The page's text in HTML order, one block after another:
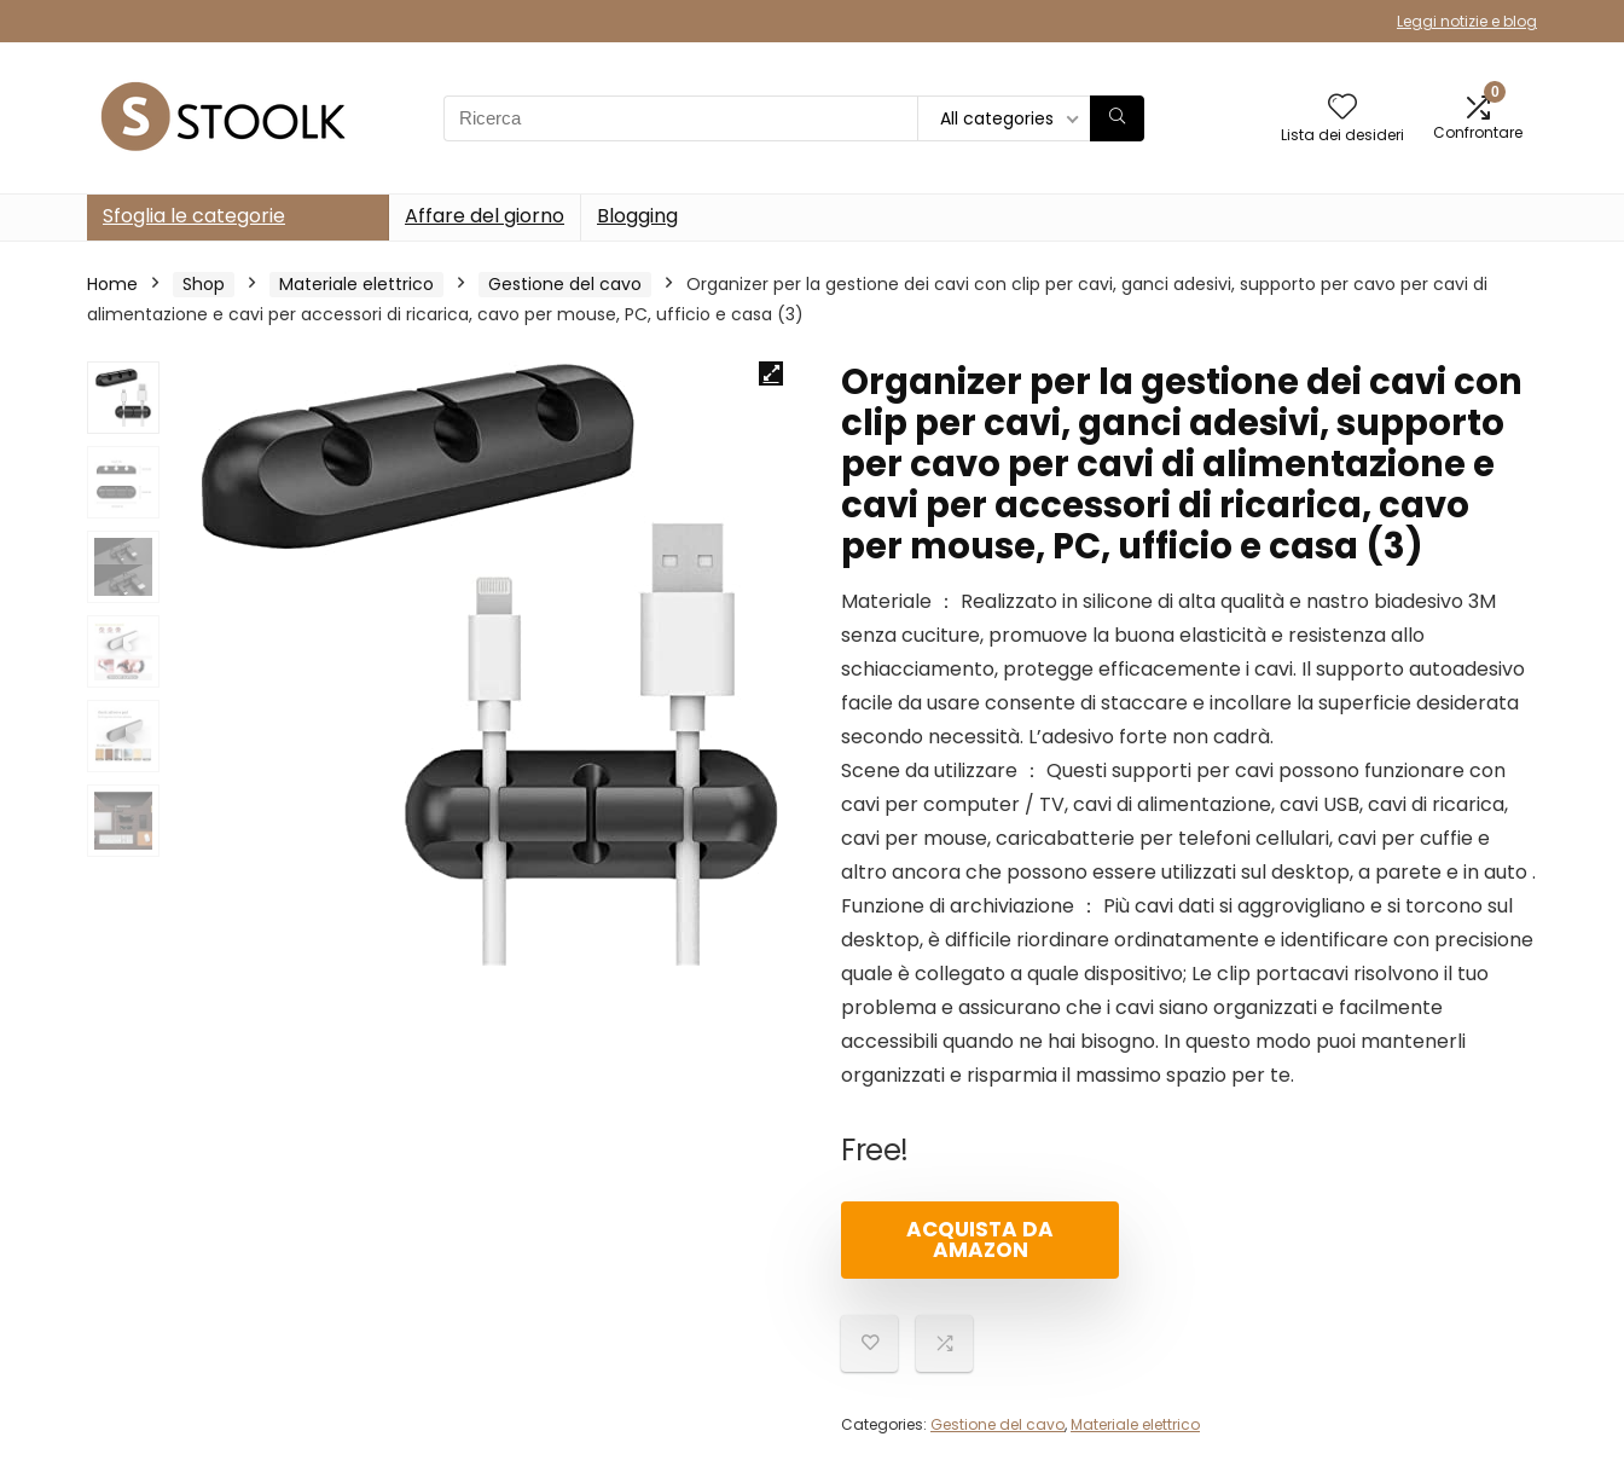
Leggi notizie e blog
Search
for:
All categories
Lista dei desideri
0
Confrontare
Sfoglia le categorie Affare del giorno Blogging
Home Shop Materiale elettrico Gestione del cavo
Organizer per la gestione dei cavi con clip per cavi, ganci adesivi, supporto per cavo per cavi di
alimentazione e cavi per accessori di ricarica, cavo per mouse, PC, ufficio e casa (3)
Organizer per la gestione dei cavi con
clip per cavi, ganci adesivi, supporto
per cavo per cavi di alimentazione e
cavi per accessori di ricarica, cavo
per mouse, PC, ufficio e casa (3)
Materiale ： Realizzato in silicone di alta qualità e nastro biadesivo 3M
senza cuciture, promuove la buona elasticità e resistenza allo
schiacciamento, protegge efficacemente i cavi. Il supporto autoadesivo
facile da usare consente di staccare e incollare la superficie desiderata
secondo necessità. L’adesivo forte non cadrà.
Scene da utilizzare ： Questi supporti per cavi possono funzionare con
cavi per computer / TV, cavi di alimentazione, cavi USB, cavi di ricarica,
cavi per mouse, caricabatterie per telefoni cellulari, cavi per cuffie e
altro ancora che possono essere utilizzati sul desktop, a parete e in auto .
Funzione di archiviazione ： Più cavi dati si aggrovigliano e si torcono sul
desktop, è difficile riordinare ordinatamente e identificare con precisione
quale è collegato a quale dispositivo; Le clip portacavi risolvono il tuo
problema e assicurano che i cavi siano organizzati e facilmente
accessibili quando ne hai bisogno. In questo modo puoi mantenerli
organizzati e risparmia il massimo spazio per te.
Free!
ACQUISTA DA
AMAZON
Categories: Gestione del cavo, Materiale elettrico